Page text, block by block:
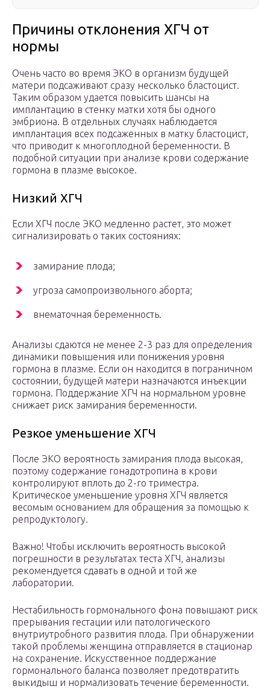
Причины отклонения ХГЧ от
нормы
Очень часто во время ЭКО в организм будущей
матери подсаживают сразу несколько бластоцист.
Таким образом удается повысить шансы на
имплантацию в стенку матки хотя бы одного
эмбриона. В отдельных случаях наблюдается
имплантация всех подсаженных в матку бластоцист,
что приводит к многоплодной беременности. В
подобной ситуации при анализе крови содержание
гормона в плазме высокое.
Низкий ХГЧ
Если ХГЧ после ЭКО медленно растет, это может
сигнализировать о таких состояниях:
замирание плода;
угроза самопроизвольного аборта;
внематочная беременность.
Анализы сдаются не менее 2-3 раз для определения
динамики повышения или понижения уровня
гормона в плазме. Если он находится в пограничном
состоянии, будущей матери назначаются инъекции
гормона. Поддержание ХГЧ на нормальном уровне
снижает риск замирания беременности.
Резкое уменьшение ХГЧ
После ЭКО вероятность замирания плода высокая,
поэтому содержание гонадотропина в крови
контролируют вплоть до 2-го триместра.
Критическое уменьшение уровня ХГЧ является
весомым основанием для обращения за помощью к
репродуктологу.
Важно! Чтобы исключить вероятность высокой
погрешности в результатах теста ХГЧ, анализы
рекомендуется сдавать в одной и той же
лаборатории.
Нестабильность гормонального фона повышают риск
прерывания гестации или патологического
внутриутробного развития плода. При обнаружении
такой проблемы женщина отправляется в стационар
на сохранение. Искусственное поддержание
гормонального баланса позволяет предотвратить
выкидыш и нормализовать течение беременности.